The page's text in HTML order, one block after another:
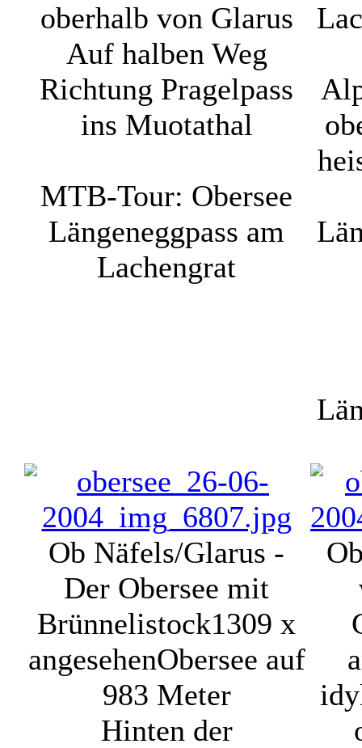
oberhalb von Glarus
Auf halben Weg
Richtung Pragelpass
ins Muotathal
MTB-Tour: Obersee
Längeneggpass am
Lachengrat
Ob Näfels/Glarus -
Der Obersee mit
Brünnelistock1309 x
angesehenObersee auf
983 Meter
Hinten der